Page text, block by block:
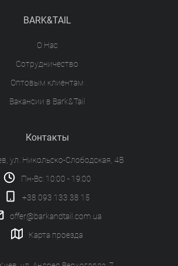
BARK&TAIL
О Нас
Сотрудничество
Оптовым клиентам
Вакансии в Bark&Tail
Контакты
ул. Никольско-Слободская, 4В
Пн-Вс: 10:00 - 19:00
+38 093 133 38 15
offer@barkandtail.com.ua
Карта проезда